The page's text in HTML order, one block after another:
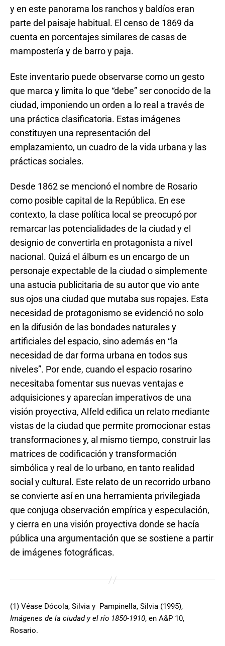
y en este panorama los ranchos y baldíos eran
parte del paisaje habitual. El censo de 1869 da
cuenta en porcentajes similares de casas de
mampostería y de barro y paja.
Este inventario puede observarse como un gesto
que marca y limita lo que “debe” ser conocido de la
ciudad, imponiendo un orden a lo real a través de
una práctica clasificatoria. Estas imágenes
constituyen una representación del
emplazamiento, un cuadro de la vida urbana y las
prácticas sociales.
Desde 1862 se mencionó el nombre de Rosario
como posible capital de la República. En ese
contexto, la clase política local se preocupó por
remarcar las potencialidades de la ciudad y el
designio de convertirla en protagonista a nivel
nacional. Quizá el álbum es un encargo de un
personaje expectable de la ciudad o simplemente
una astucia publicitaria de su autor que vio ante
sus ojos una ciudad que mutaba sus ropajes. Esta
necesidad de protagonismo se evidenció no solo
en la difusión de las bondades naturales y
artificiales del espacio, sino además en “la
necesidad de dar forma urbana en todos sus
niveles”. Por ende, cuando el espacio rosarino
necesitaba fomentar sus nuevas ventajas e
adquisiciones y aparecían imperativos de una
visión proyectiva, Alfeld edifica un relato mediante
vistas de la ciudad que permite promocionar estas
transformaciones y, al mismo tiempo, construir las
matrices de codificación y transformación
simbólica y real de lo urbano, en tanto realidad
social y cultural. Este relato de un recorrido urbano
se convierte así en una herramienta privilegiada
que conjuga observación empírica y especulación,
y cierra en una visión proyectiva donde se hacía
pública una argumentación que se sostiene a partir
de imágenes fotográficas.
(1) Véase Dócola, Silvia y Pampinella, Silvia (1995),
Imágenes de la ciudad y el río 1850-1910, en A&P 10,
Rosario.